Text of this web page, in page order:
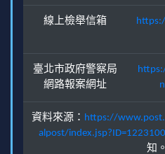
線上檢舉信箱
臺北市政府警察局
網路報案網址
資料來源： https://
alpost/
知。